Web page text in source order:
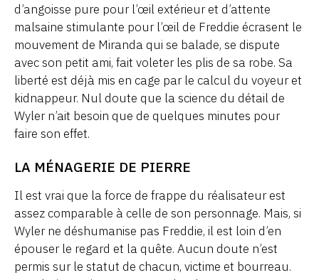
d’angoisse pure pour l’œil extérieur et d’attente
malsaine stimulante pour l’œil de Freddie écrasent le
mouvement de Miranda qui se balade, se dispute
avec son petit ami, fait voleter les plis de sa robe. Sa
liberté est déjà mis en cage par le calcul du voyeur et
kidnappeur. Nul doute que la science du détail de
Wyler n’ait besoin que de quelques minutes pour
faire son effet.
LA MÉNAGERIE DE PIERRE
Il est vrai que la force de frappe du réalisateur est
assez comparable à celle de son personnage. Mais, si
Wyler ne déshumanise pas Freddie, il est loin d’en
épouser le regard et la quête. Aucun doute n’est
permis sur le statut de chacun, victime et bourreau.